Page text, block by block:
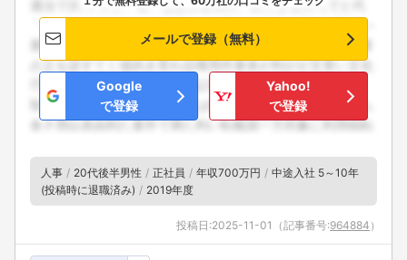
メールで登録（無料）
Google
で登録
Yahoo!
で登録
人事 20代後半男性 正社員 年収700万円
中途入社 5～10年
(投稿時に退職済み)
2019年度
投稿日:2025-11-01 （記事番号:964884 ）